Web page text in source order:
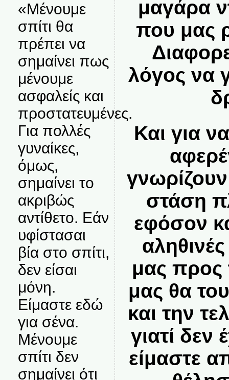
«Μένουμε
σπίτι θα
πρέπει να
σημαίνει πως
μένουμε
ασφαλείς και
προστατευμένες.
Για πολλές
γυναίκες,
όμως,
σημαίνει το
ακριβώς
αντίθετο. Εάν
υφίστασαι
βία στο σπίτι,
δεν είσαι
μόνη.
Είμαστε εδώ
για σένα.
Μένουμε
σπίτι δεν
σημαίνει ότι
μαγάρα
που μας
λόγος να
Και για
στάση
εφόσον
μας προς
μας θα
και την
γιατί δεν
είμαστε